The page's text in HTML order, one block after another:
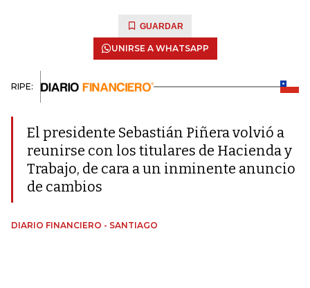
GUARDAR
UNIRSE A WHATSAPP
RIPE:
El presidente Sebastián Piñera volvió a
reunirse con los titulares de Hacienda y
Trabajo, de cara a un inminente anuncio
de cambios
DIARIO FINANCIERO - SANTIAGO